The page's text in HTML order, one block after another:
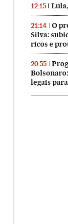
12:15
21:14
O
Silva:
ricos e
20:55
legais